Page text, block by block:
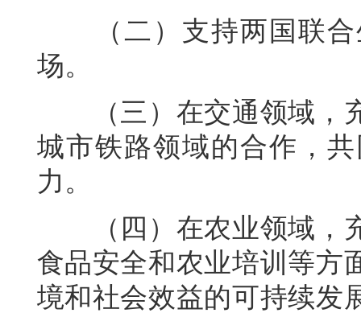
（二）支持两国联合
场。
（三）在交通领域，充
城市铁路领域的合作，
力。
（四）在农业领域，充
食品安全和农业培训等方
境和社会效益的可持续发